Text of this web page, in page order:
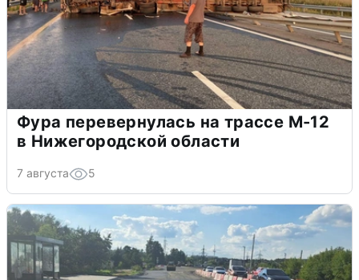
Фура перевернулась на трассе М-12
в Нижегородской области
7 августа 5